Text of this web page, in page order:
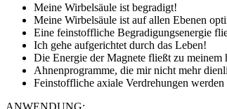
Meine Wirbelsäule ist begradigt!
Meine Wirbelsäule ist auf allen Ebenen
Eine feinstoffliche Begradigungsenergie
Ich gehe aufgerichtet durch das Leben!
Die Energie der Magnete fließt zu
Ahnenprogramme, die mir nicht mehr
Feinstoffliche axiale Verdrehungen
ANWENDUNG: